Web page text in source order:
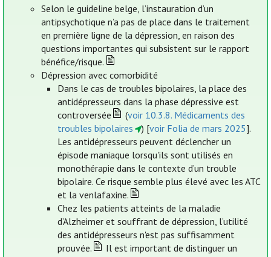
Selon le guideline belge, l’instauration d’un
antipsychotique n’a pas de place dans le traitement
en première ligne de la dépression, en raison des
questions importantes qui subsistent sur le rapport
bénéfice/risque.
Dépression avec comorbidité
Dans le cas de troubles bipolaires, la place des
antidépresseurs dans la phase dépressive est
controversée
(voir 10.3.8. Médicaments des
troubles bipolaires
) [voir Folia de mars 2025].
Les antidépresseurs peuvent déclencher un
épisode maniaque lorsqu'ils sont utilisés en
monothérapie dans le contexte d’un trouble
bipolaire. Ce risque semble plus élevé avec les ATC
et la venlafaxine.
Chez les patients atteints de la maladie
d’Alzheimer et souffrant de dépression, l’utilité
des antidépresseurs n'est pas suffisamment
prouvée.
Il est important de distinguer un